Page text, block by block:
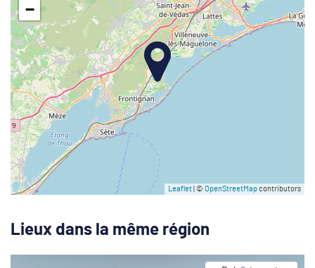
−
Leaflet | © OpenStreetMapcontributors
Lieux dans la même région